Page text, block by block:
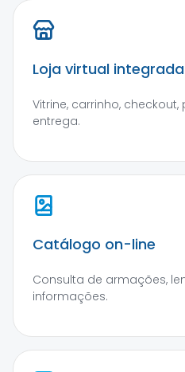
Loja virtual integrada
Vitrine, carrinho,
entrega.
Catálogo on-line
Consulta de armações,
informações.